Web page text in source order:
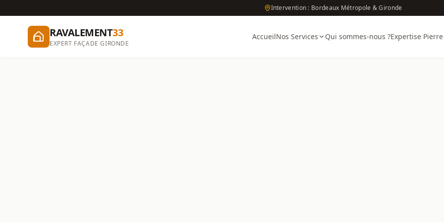
Intervention : Bordeaux Métropole & Gironde
RAVALEMENT33
EXPERT FAÇADE GIRONDE
AccueilNos Services Qui sommes-nous ?Expertise Pierre